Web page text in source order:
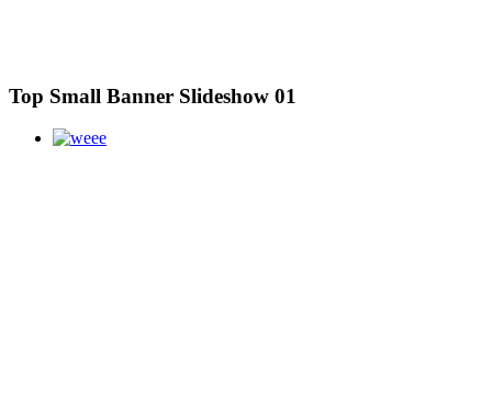
Top Small Banner Slideshow 01